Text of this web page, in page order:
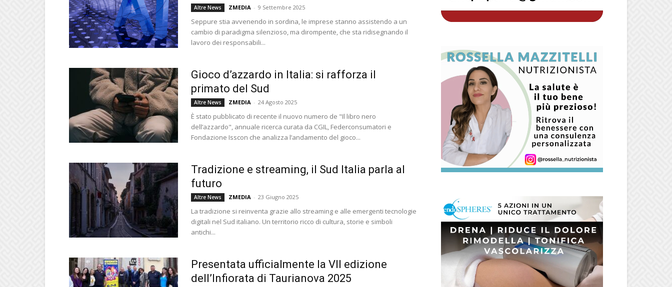
Altre News ZMEDIA - 9 Settembre 2025
Seppure stia avvenendo in sordina, le imprese stanno assistendo a un
cambio di paradigma silenzioso, ma dirompente, che sta ridisegnando il
lavoro dei responsabili...
Gioco d’azzardo in Italia: si rafforza il
primato del Sud
Altre News ZMEDIA - 24 Agosto 2025
È stato pubblicato di recente il nuovo numero de "Il libro nero
dell’azzardo", annuale ricerca curata da CGIL, Federconsumatori e
Fondazione Isscon che analizza l’andamento del gioco...
Tradizione e streaming, il Sud Italia parla al
futuro
Altre News ZMEDIA - 23 Giugno 2025
La tradizione si reinventa grazie allo streaming e alle emergenti tecnologie
digitali nel Sud italiano. Un territorio ricco di cultura, storie e simboli
antichi...
Presentata ufficialmente la VII edizione
dell’Infiorata di Taurianova 2025